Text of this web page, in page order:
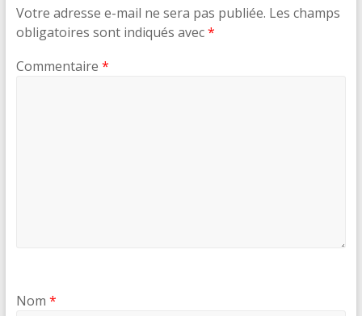
Votre adresse e-mail ne sera pas publiée. Les champs
obligatoires sont indiqués avec*
Commentaire *
Nom *